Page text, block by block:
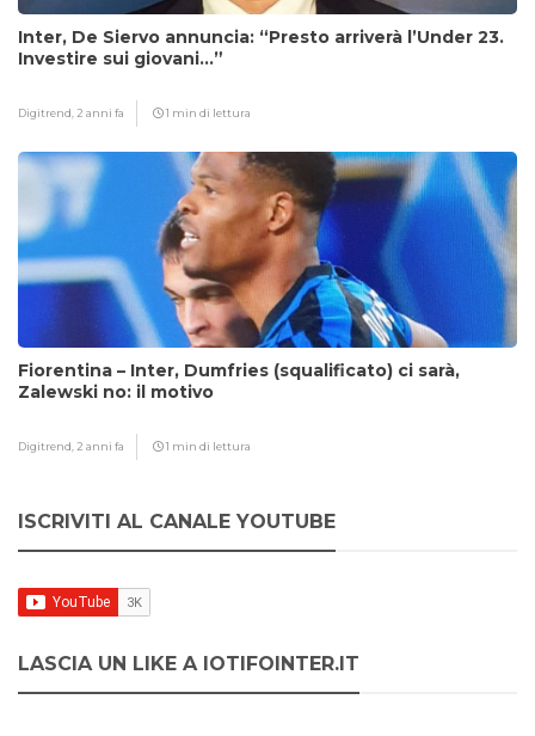
Inter, De Siervo annuncia: “Presto arriverà l’Under 23.
Investire sui giovani…”
Digitrend,2 anni fa 1 min di lettura
Fiorentina – Inter, Dumfries (squalificato) ci sarà,
Zalewski no: il motivo
Digitrend,2 anni fa 1 min di lettura
ISCRIVITI AL CANALE YOUTUBE
LASCIA UN LIKE A IOTIFOINTER.IT